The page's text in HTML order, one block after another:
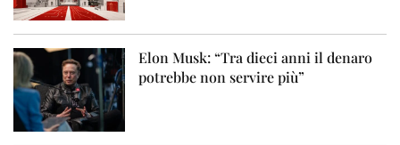
Elon Musk: “Tra dieci anni il denaro
potrebbe non servire più”